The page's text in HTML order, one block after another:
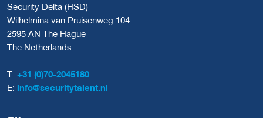
Security Delta (HSD)
Wilhelmina van Pruisenweg 104
2595 AN The Hague
The Netherlands
T: +31 (0)70-2045180
E: info@securitytalent.nl